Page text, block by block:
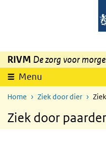
Overslaan en naar de inhoud
RIVM De zorg voor
Menu
Home Ziek door dier
Ziek door